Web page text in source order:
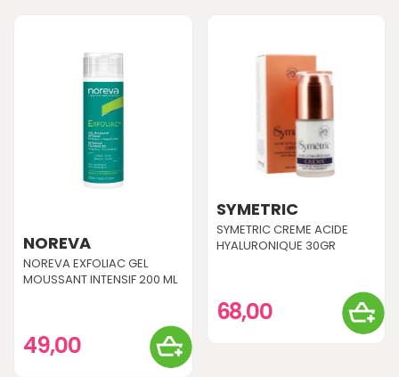
NOREVA
NOREVA EXFOLIAC GEL
MOUSSANT INTENSIF 200 ML
49,00
SYMETRIC
SYMETRIC CREME ACIDE
HYALURONIQUE 30GR
68,00